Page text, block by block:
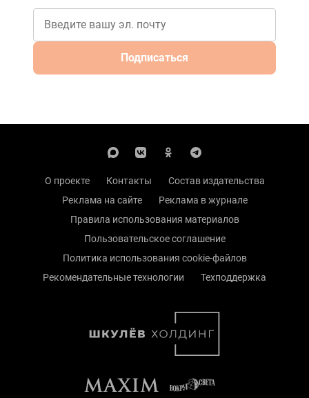
Подписаться
О проекте Контакты
Состав издательства
Реклама на сайте
Реклама в журнале
Правила использования материалов
Пользовательское соглашение
Политика использования cookie-файлов
Рекомендательные технологии
Техподдержка